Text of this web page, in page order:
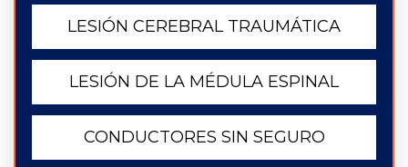
LESIÓN CEREBRAL TRAUMÁTICA
LESIÓN DE LA MÉDULA ESPINAL
CONDUCTORES SIN SEGURO